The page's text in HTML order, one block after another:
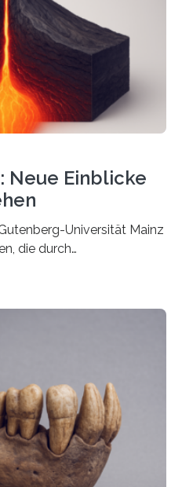
sowohl in der
des Erdmagnetfelds
sie sich verorten und
einigen Jahren…
Neue Einblicke
Universität Mainz
die durch
darunter? Wo
die sich durch
bahnen? Jun.-Prof. Dr.
an der
Mainz (JGU), und ihr
Lengai in Tansania
konnten die Tremore
ihren Ort in…